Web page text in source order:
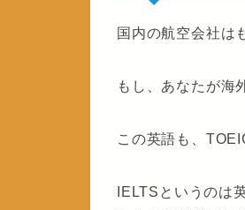
国内の航空会社は
もし、あなたが海
この英語も、
IELTSというのは